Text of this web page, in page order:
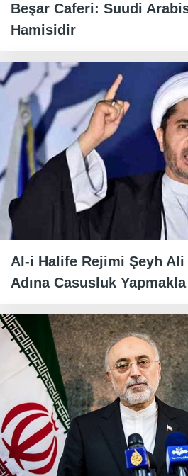
Beşar Caferi: Suudi
Hamisidir
Al-i Halife Rejimi Şeyh Ali
Adına Casusluk